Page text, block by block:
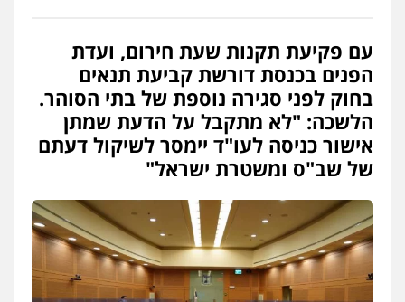
עו"ד זוהר ארבל
פלילי פשיעה חמורה מעצרים וחקירות
קטינים
0538788878
עו"ד אסף דוק
חמורה חקירות ומעצרים צווארון לבן והונאה
0526885006
עו"ד שלי גורביץ – לוי
משפט פלילי פשיעה חמורה מעצרים
עם פקיעת תקנות שעת חירום, ועדת
הפנים בכנסת דורשת קביעת תנאים
בחוק לפני סגירה נוספת של בתי הסוהר.
הלשכה: "לא מתקבל על הדעת שמתן
אישור כניסה לעו"ד יימסר לשיקול דעתם
של שב"ס ומשטרת ישראל"